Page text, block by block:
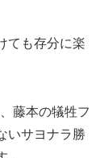
ても存分に楽
藤本の犠牲フ
いサヨナラ勝